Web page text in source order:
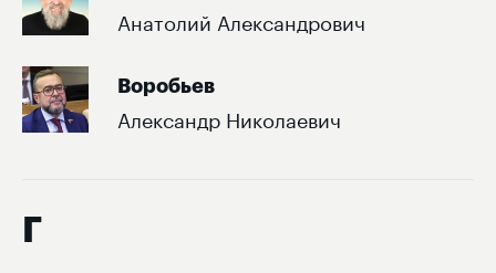
Анатолий Александрович
Воробьев
Александр Николаевич
Г